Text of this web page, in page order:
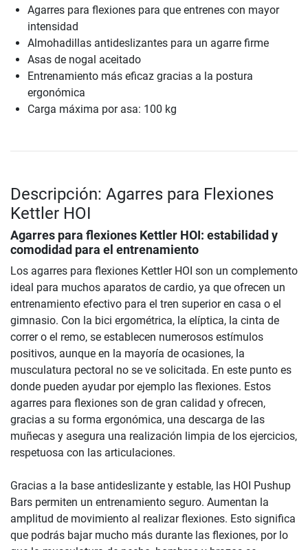
Agarres para flexiones para que entrenes con mayor
intensidad
Almohadillas antideslizantes para un agarre firme
Asas de nogal aceitado
Entrenamiento más eficaz gracias a la postura
ergonómica
Carga máxima por asa: 100 kg
Descripción: Agarres para Flexiones
Kettler HOI
Agarres para flexiones Kettler HOI: estabilidad y
comodidad para el entrenamiento
Los agarres para flexiones Kettler HOI son un complemento
ideal para muchos aparatos de cardio, ya que ofrecen un
entrenamiento efectivo para el tren superior en casa o el
gimnasio. Con la bici ergométrica, la elíptica, la cinta de
correr o el remo, se establecen numerosos estímulos
positivos, aunque en la mayoría de ocasiones, la
musculatura pectoral no se ve solicitada. En este punto es
donde pueden ayudar por ejemplo las flexiones. Estos
agarres para flexiones son de gran calidad y ofrecen,
gracias a su forma ergonómica, una descarga de las
muñecas y asegura una realización limpia de los ejercicios,
respetuosa con las articulaciones.
Gracias a la base antideslizante y estable, las HOI Pushup
Bars permiten un entrenamiento seguro. Aumentan la
amplitud de movimiento al realizar flexiones. Esto significa
que podrás bajar mucho más durante las flexiones, por lo